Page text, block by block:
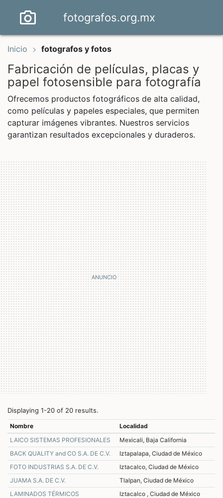
fotografos.org.mx
Inicio fotografos y fotos
Fabricación de películas, placas y
papel fotosensible para fotografía
Ofrecemos productos fotográficos de alta calidad,
como películas y papeles especiales, que permiten
capturar imágenes vibrantes. Nuestros servicios
garantizan resultados excepcionales y duraderos.
Displaying 1-20 of 20 results.
Nombre
Localidad
LAICO SISTEMAS PROFESIONALES
Mexicali, Baja California
BACK QUALITY and CO S.A. DE C.V.
Iztapalapa, Ciudad de México
FOTO INDUSTRIAS S.A. DE C.V.
Iztacalco, Ciudad de México
JUAMA S.A. DE C.V.
Tlalpan, Ciudad de México
LAMINADOS TÉRMICOS
Iztacalco , Ciudad de México